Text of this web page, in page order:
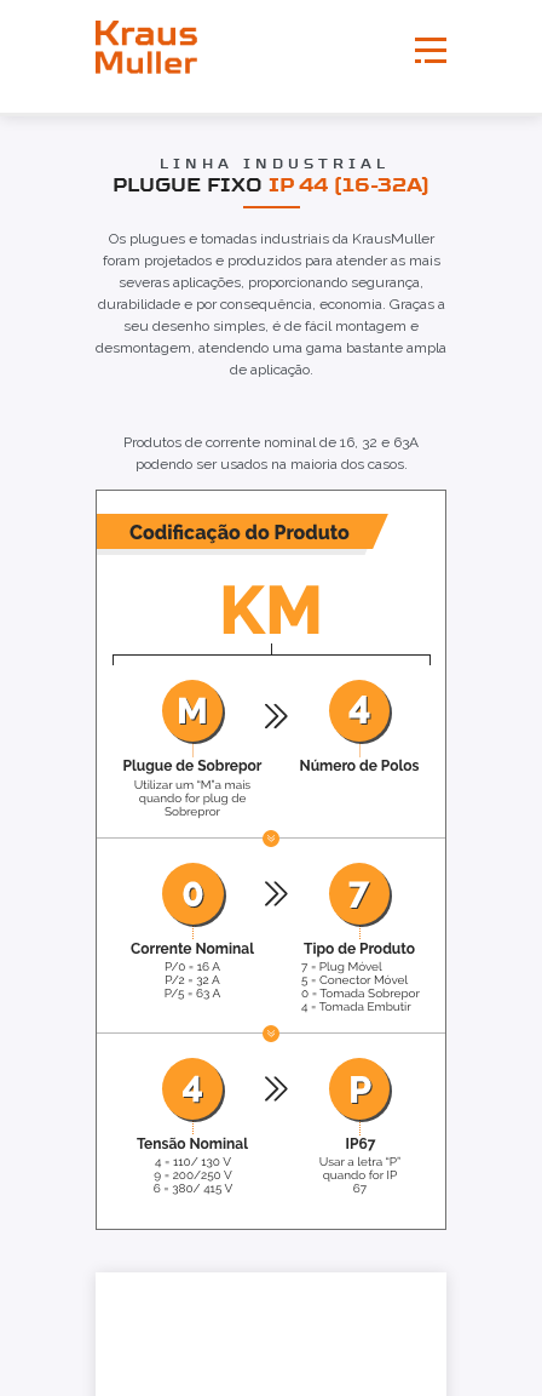
LINHA INDUSTRIAL
PLUGUE FIXO IP 44 (16-32A)
Os plugues e tomadas industriais da KrausMuller
foram projetados e produzidos para atender as mais
severas aplicações, proporcionando segurança,
durabilidade e por consequência, economia. Graças a
seu desenho simples, é de fácil montagem e
desmontagem, atendendo uma gama bastante ampla
de aplicação.
Produtos de corrente nominal de 16, 32 e 63A
podendo ser usados na maioria dos casos.